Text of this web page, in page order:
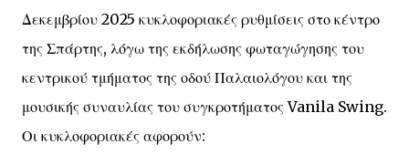
Δεκεμβρίου 2025 κυκλοφοριακές ρυθμίσεις στο κέντρο
της Σπάρτης, λόγω της εκδήλωσης φωταγώγησης του
κεντρικού τμήματος της οδού Παλαιολόγου και της
μουσικής συναυλίας του συγκροτήματος Vanila Swing.
Οι κυκλοφοριακές αφορούν: